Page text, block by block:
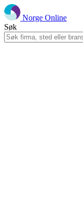
Norge Online
Søk